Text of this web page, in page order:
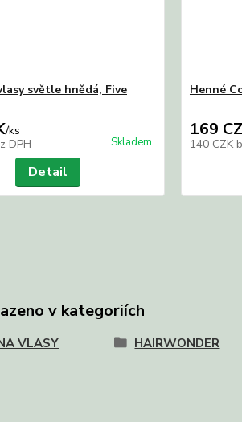
světle hnědá, Five
/ks
DPH Skladem
Detail
Henné
169
140 CZK
v kategoriích
VLASY HAIRWONDER